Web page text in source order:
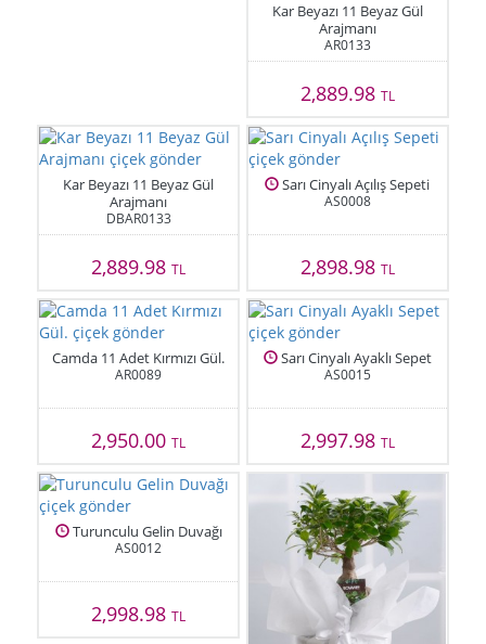
Kar Beyazı 11 Beyaz Gül
Arajmanı
AR0133
2,889.98 TL
Kar Beyazı 11 Beyaz Gül
Arajmanı
DBAR0133
2,889.98TL
Sarı Cinyalı Açılış Sepeti
AS0008
2,898.98 TL
Camda 11 Adet Kırmızı Gül.
AR0089
2,950.00TL
Sarı Cinyalı Ayaklı Sepet
AS0015
2,997.98 TL
Turunculu Gelin Duvağı
AS0012
2,998.98TL